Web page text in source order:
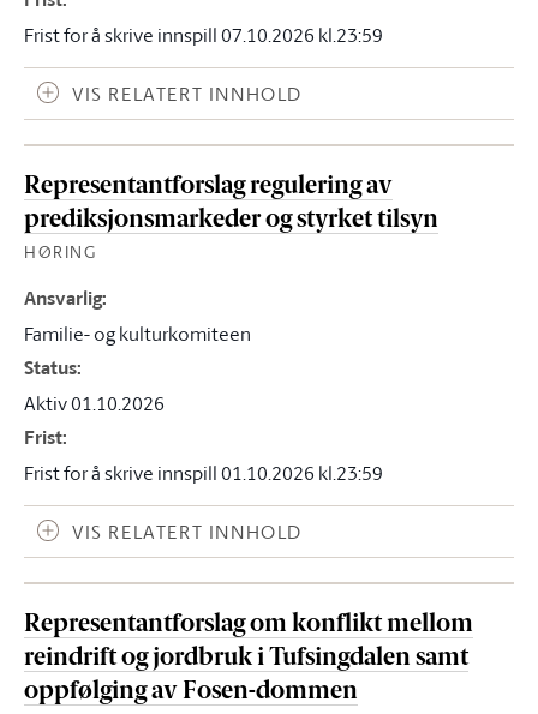
Frist for å skrive innspill 07.10.2026 kl.23:59
VIS RELATERT INNHOLD
Representantforslag regulering av
prediksjonsmarkeder og styrket tilsyn
HØRING
Ansvarlig:
Familie- og kulturkomiteen
Status:
Aktiv 01.10.2026
Frist:
Frist for å skrive innspill 01.10.2026 kl.23:59
VIS RELATERT INNHOLD
Representantforslag om konflikt mellom
reindrift og jordbruk i Tufsingdalen samt
oppfølging av Fosen-dommen